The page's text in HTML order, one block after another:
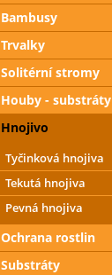
Bambusy
Trvalky
Solitérní stromy
Houby - substráty
Hnojivo
Tyčinková hnojiva
Tekutá hnojiva
Pevná hnojiva
Ochrana rostlin
Substráty